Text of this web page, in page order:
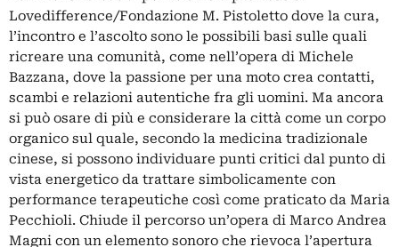
Lovedifference/Fondazione M. Pistoletto dove la cura,
l’incontro e l’ascolto sono le possibili basi sulle quali
ricreare una comunità, come nell’opera di Michele
Bazzana, dove la passione per una moto crea contatti,
scambi e relazioni autentiche fra gli uomini. Ma ancora
si può osare di più e considerare la città come un corpo
organico sul quale, secondo la medicina tradizionale
cinese, si possono individuare punti critici dal punto di
vista energetico da trattare simbolicamente con
performance terapeutiche così come praticato da Maria
Pecchioli. Chiude il percorso un’opera di Marco Andrea
Magni con un elemento sonoro che rievoca l’apertura